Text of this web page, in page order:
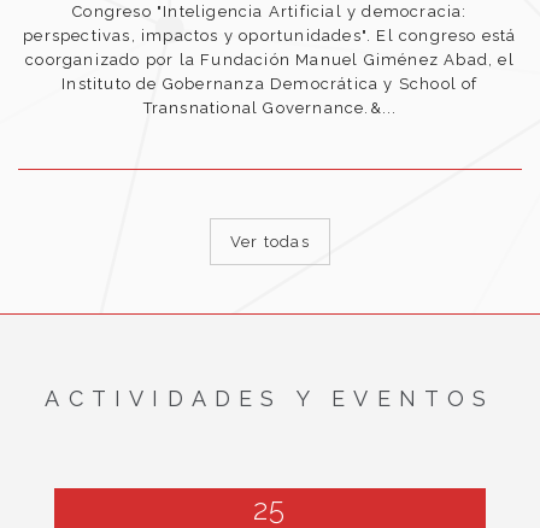
Congreso "Inteligencia Artificial y democracia:
perspectivas, impactos y oportunidades". El congreso está
coorganizado por la Fundación Manuel Giménez Abad, el
Instituto de Gobernanza Democrática y School of
Transnational Governance.&...
Ver todas
ACTIVIDADES Y EVENTOS
25